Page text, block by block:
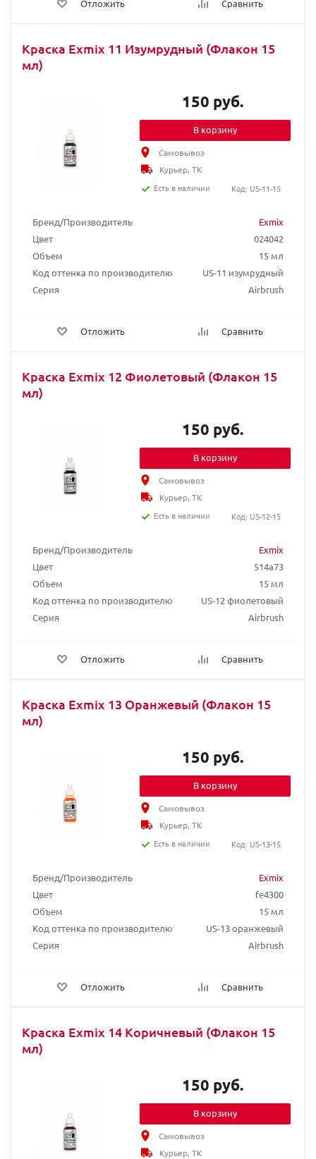
Отложить Сравнить
Краска Exmix 11 Изумрудный (Флакон 15
мл)
Бренд/Производитель
Exmix
Цвет
024042
Объем
15 мл
Код оттенка по производителю
US-11 изумрудный
Серия
Airbrush
Отложить Сравнить
150 руб.
В корзину
Самовывоз
Курьер, ТК
Есть в наличии
Код: US-11-15
Краска Exmix 12 Фиолетовый (Флакон 15
мл)
Бренд/Производитель
Exmix
Цвет
514a73
Объем
15 мл
Код оттенка по производителю
US-12 фиолетовый
Серия
Airbrush
Отложить Сравнить
150 руб.
В корзину
Самовывоз
Курьер, ТК
Есть в наличии
Код: US-12-15
Краска Exmix 13 Оранжевый (Флакон 15
мл)
Бренд/Производитель
Exmix
Цвет
fe4300
Объем
15 мл
Код оттенка по производителю
US-13 оранжевый
Серия
Airbrush
Отложить Сравнить
150 руб.
В корзину
Самовывоз
Курьер, ТК
Есть в наличии
Код: US-13-15
Краска Exmix 14 Коричневый (Флакон 15
мл)
150 руб.
В корзину
Самовывоз
Курьер, ТК